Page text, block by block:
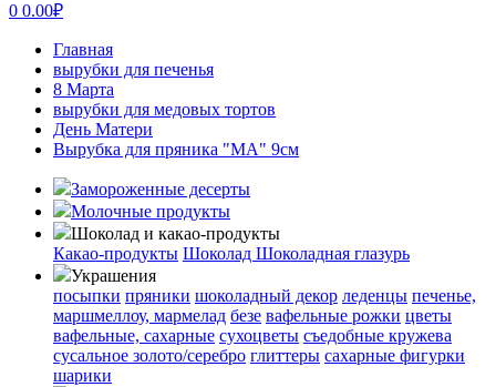
0 0.00₽
Главная
вырубки для печенья
8 Марта
вырубки для медовых тортов
День Матери
Вырубка для пряника "МА" 9см
Замороженные десерты
Молочные продукты
Шоколад и какао-продукты
Какао-продукты Шоколад Шоколадная глазурь
Украшения
посыпки пряники шоколадный декор леденцы печенье,
маршмеллоу, мармелад безе вафельные рожки цветы
вафельные, сахарные сухоцветы съедобные кружева
сусальное золото/серебро глиттеры сахарные фигурки
шарики